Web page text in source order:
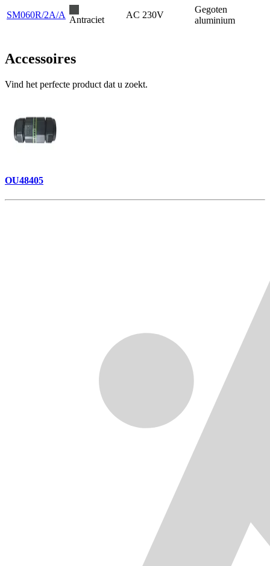
SM060R/2A/A Antraciet AC 230V
Gegoten
aluminium
Accessoires
Vind het perfecte product dat u zoekt.
OU48405